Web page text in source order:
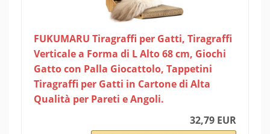
FUKUMARU Tiragraffi per Gatti, Tiragraffi
Verticale a Forma di L Alto 68 cm, Giochi
Gatto con Palla Giocattolo, Tappetini
Tiragraffi per Gatti in Cartone di Alta
Qualità per Pareti e Angoli.
32,79 EUR